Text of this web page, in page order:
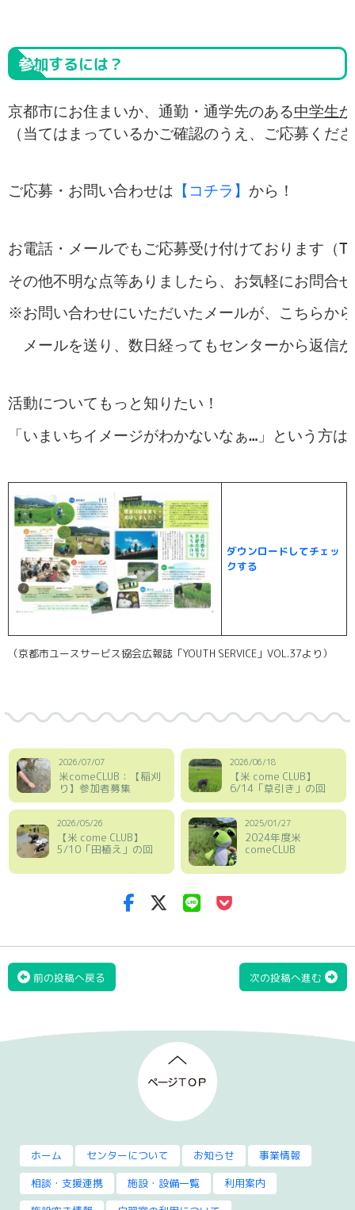
参加するには？
京都市にお住まいか、通勤・通学先のある中学生
（当てはまっているかご確認のうえ、ご応募くだ
ご応募・お問い合わせは 【コチラ】 から！
お電話・メールでもご応募受け付けております
その他不明な点等ありましたら、お気軽にお問合
※お問い合わせにいただいたメールが、こちらか
メールを送り、数日経ってもセンターから返信
活動についてもっと知りたい！
「いまいちイメージがわかないなぁ…」という方
ダウンロードしてチェッ
クする
（京都市ユースサービス協会広報誌「YOUTH SERVICE」VOL.37より）
2026/07/07
米comeCLUB：【稲刈
り】参加者募集
2026/06/18
【米 come CLUB】
6/14「草引き」の回
2026/05/26
【米 come CLUB】
5/10「田植え」の回
2025/01/27
2024年度米
comeCLUB
前の投稿へ戻る 次の投稿へ進む
ホーム センターについて お知らせ
事業情報
相談・支援連携
施設・設備一覧
利用案内